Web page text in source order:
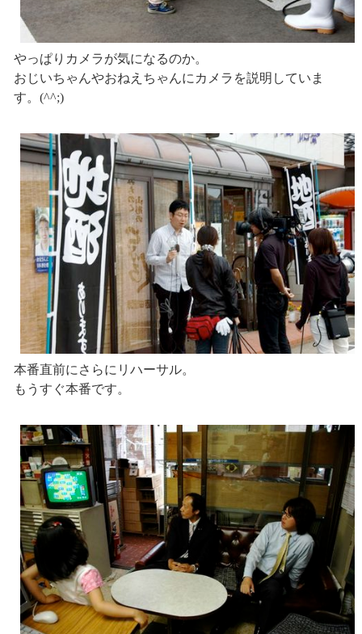
やっぱりカメラが気になるのか。
おじいちゃんやおねえちゃんにカメラを説明していま
す。(^^;)
本番直前にさらにリハーサル。
もうすぐ本番です。